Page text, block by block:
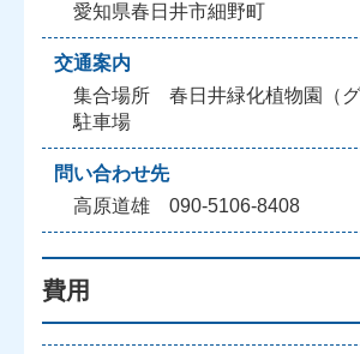
愛知県春日井市細野町
交通案内
集合場所 春日井緑化植物園（グ
駐車場
問い合わせ先
高原道雄 090-5106-8408
費用